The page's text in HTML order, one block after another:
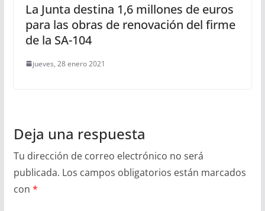
La Junta destina 1,6 millones de euros
para las obras de renovación del firme
de la SA-104
jueves, 28 enero 2021
Deja una respuesta
Tu dirección de correo electrónico no será
publicada. Los campos obligatorios están marcados
con *